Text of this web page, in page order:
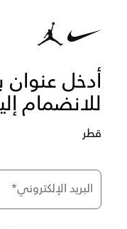
أدخل عنوان
للانضمام
قطر
البريد الإلكتروني*